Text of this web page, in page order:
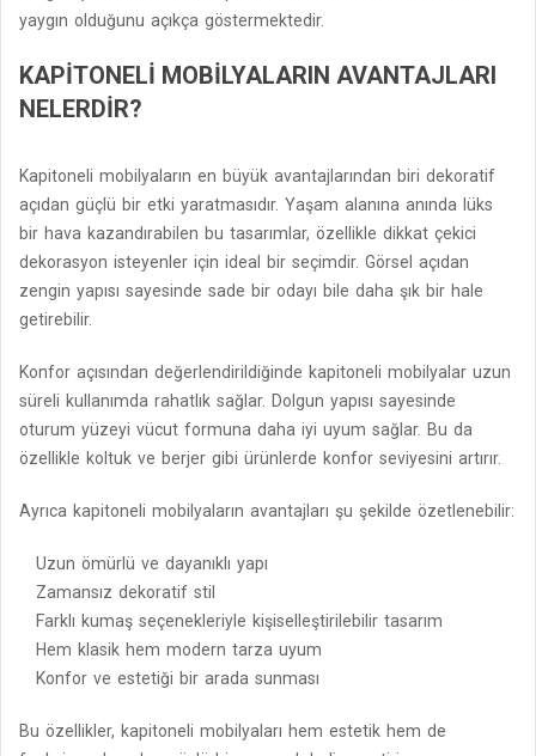
yaygın olduğunu açıkça göstermektedir.
KAPITONELI MOBILYALARIN AVANTAJLARI
NELERDIR?
Kapitoneli mobilyaların en büyük avantajlarından biri dekoratif
açıdan güçlü bir etki yaratmasıdır. Yaşam alanına anında lüks
bir hava kazandırabilen bu tasarımlar, özellikle dikkat çekici
dekorasyon isteyenler için ideal bir seçimdir. Görsel açıdan
zengin yapısı sayesinde sade bir odayı bile daha şık bir hale
getirebilir.
Konfor açısından değerlendirildiğinde kapitoneli mobilyalar uzun
süreli kullanımda rahatlık sağlar. Dolgun yapısı sayesinde
oturum yüzeyi vücut formuna daha iyi uyum sağlar. Bu da
özellikle koltuk ve berjer gibi ürünlerde konfor seviyesini artırır.
Ayrıca kapitoneli mobilyaların avantajları şu şekilde özetlenebilir:
Uzun ömürlü ve dayanıklı yapı
Zamansız dekoratif stil
Farklı kumaş seçenekleriyle kişiselleştirilebilir tasarım
Hem klasik hem modern tarza uyum
Konfor ve estetiği bir arada sunması
Bu özellikler, kapitoneli mobilyaları hem estetik hem de